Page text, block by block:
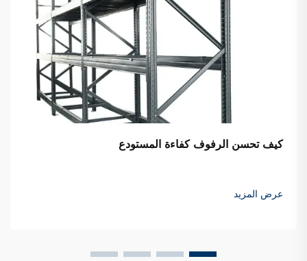
كيف تحسن الرفوف كفاءة المستودع
عرض المزيد